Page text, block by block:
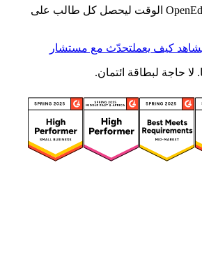
اكتشف كيف يوفّر OpenEduCat الوقت ليحصل كل طالب على
شاهد كيف يعملتحدّث مع مستشار